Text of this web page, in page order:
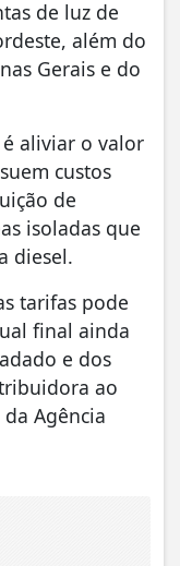
de luz de
além do
Gerais e do
aliviar o valor
custos
de
isoladas que
diesel.
tarifas pode
final ainda
e dos
ao
Agência